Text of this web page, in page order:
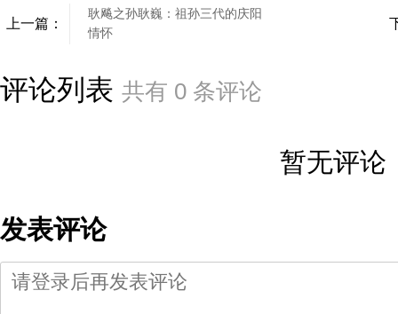
上一篇：
耿飚之孙耿巍：祖孙三代的庆阳
情怀
评论列表 共有 0 条评论
暂无评论
发表评论